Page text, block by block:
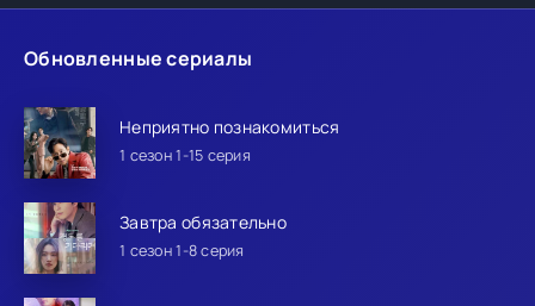
Обновленные сериалы
Неприятно познакомиться
1 сезон 1-15 серия
Завтра обязательно
1 сезон 1-8 серия